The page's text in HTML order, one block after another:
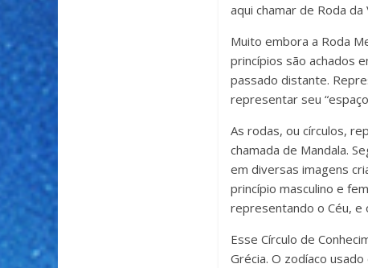
aqui chamar de Roda
Muito embora a Roda
princípios são achados
passado distante.
representar seu
As rodas, ou círculos,
chamada de Mandala.
em diversas imagens
princípio masculino e
representando o Céu, e
Esse Círculo de
Grécia. O zodíaco